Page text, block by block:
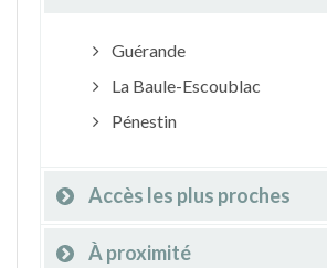
Guérande
La Baule-Escoublac
Pénestin
Accès les plus proches
À proximité